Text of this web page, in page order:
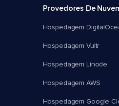
Provedores De
Hospedagem
Hospedagem Vultr
Hospedagem Linode
Hospedagem AWS
Hospedagem Google